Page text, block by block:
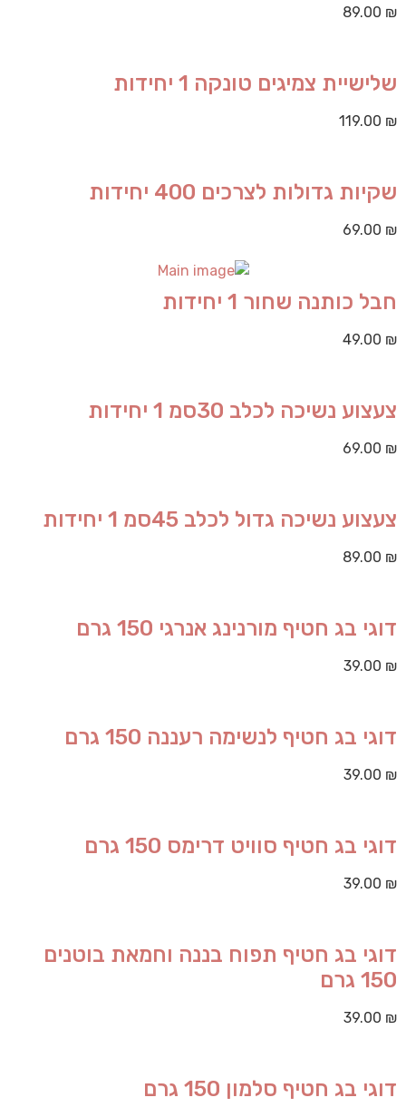
89.00 ₪
שלישיית צמיגים טונקה 1 יחידות
119.00 ₪
שקיות גדולות לצרכים 400 יחידות
69.00 ₪
חבל כותנה שחור 1 יחידות
49.00 ₪
צעצוע נשיכה לכלב 30סמ 1 יחידות
69.00 ₪
צעצוע נשיכה גדול לכלב 45סמ 1 יחידות
89.00 ₪
דוגי בג חטיף מורנינג אנרגי 150 גרם
39.00 ₪
דוגי בג חטיף לנשימה רעננה 150 גרם
39.00 ₪
דוגי בג חטיף סוויט דרימס 150 גרם
39.00 ₪
דוגי בג חטיף תפוח בננה וחמאת בוטנים
150 גרם
39.00 ₪
דוגי בג חטיף סלמון 150 גרם